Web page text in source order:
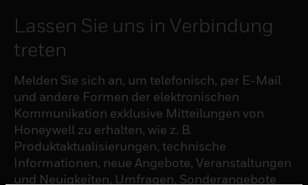
Lassen Sie uns in Verbindung
treten
Melden Sie sich an, um telefonisch, per E-Mail
und andere Formen der elektronischen
Kommunikation exklusive Mitteilungen von
Honeywell zu erhalten, wie z. B.
Produktaktualisierungen, technische
Informationen, neue Angebote, Veranstaltungen
und Neuigkeiten, Umfragen, Sonderangebote